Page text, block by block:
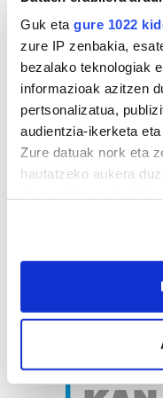
Guk eta gure 1022
zure IP zenbakia,
bezalako teknologiak
informazioak azitzen
pertsonalizatua,
audientzia-ikerketa
Zure datuak nork eta
hautatzeko aukera
If you allow, we would
Collect
Identify your
specific
Find out more about